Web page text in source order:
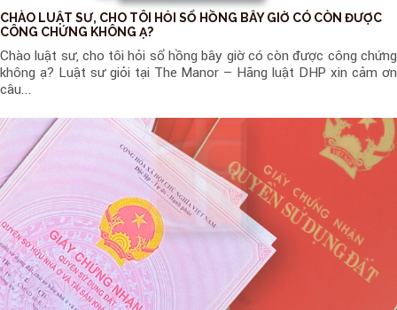
CHÀO LUẬT SƯ, CHO TÔI HỎI SỔ HỒNG BÂY GIỜ CÓ CÒN ĐƯỢC
CÔNG CHỨNG KHÔNG Ạ?
Chào luật sư, cho tôi hỏi sổ hồng bây giờ có còn được công chứng
không ạ? Luật sư giỏi tại The Manor – Hãng luật DHP xin cảm ơn
câu...